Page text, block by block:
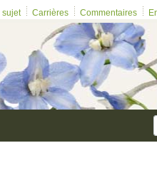
sujet Carrières Commentaires